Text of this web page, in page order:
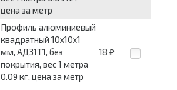
цена за метр
Профиль алюминиевый
квадратный 10x10x1
мм, АД31Т1, без
покрытия, вес 1 метра
0.09 кг, цена за метр
18 ₽